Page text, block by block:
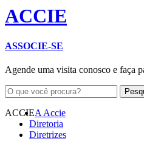
ACCIE
ASSOCIE-SE
Agende uma visita conosco e faça
ACCIEA Accie
Diretoria
Diretrizes